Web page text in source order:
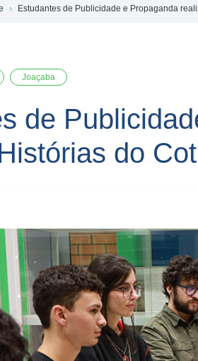
Estudantes de Publicidade e Propaganda
Joaçaba
de
do